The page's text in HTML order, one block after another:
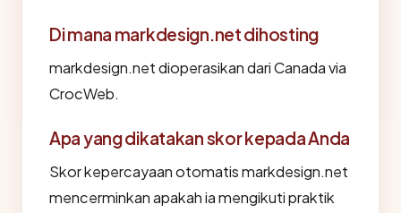
Di mana markdesign.net dihosting
markdesign.net dioperasikan dari Canada via
CrocWeb.
Apa yang dikatakan skor kepada Anda
Skor kepercayaan otomatis markdesign.net
mencerminkan apakah ia mengikuti praktik